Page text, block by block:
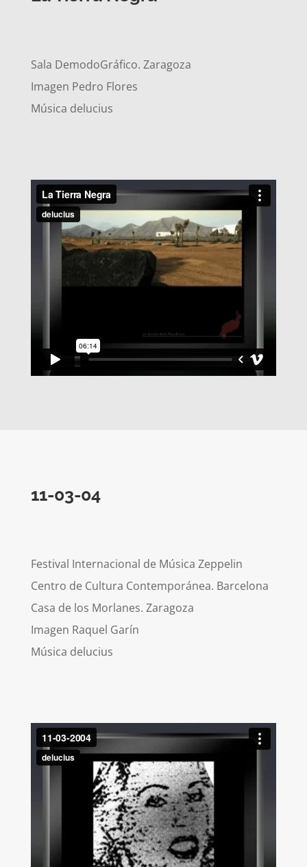
Sala DemodoGráfico. Zaragoza
Imagen Pedro Flores
Música delucius
11-03-04
Festival Internacional de Música Zeppelin
Centro de Cultura Contemporánea. Barcelona
Casa de los Morlanes. Zaragoza
Imagen Raquel Garín
Música delucius